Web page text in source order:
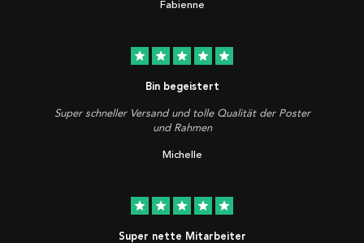
Fabienne
star star star star star
Bin begeistert
Super schneller Versand und tolle Qualität der Poster
und Rahmen
Michelle
star star star star star
Super nette Mitarbeiter